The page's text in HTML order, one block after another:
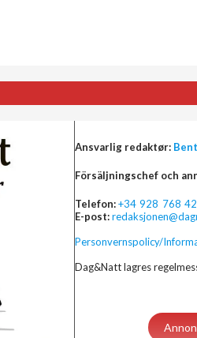
Ansvarlig redaktør:
Försäljningschef och
Telefon:+34 928 768
E-post:
Personvernspolicy/
Dag&Natt lagres